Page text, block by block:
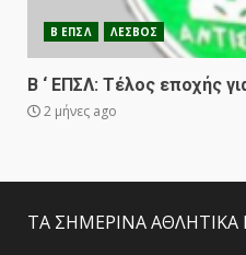
Β ΕΠΣΛ ΛΕΣΒΟΣ
Β ‘ ΕΠΣΛ: Τέλος εποχής
2 μήνες ago
ΤΑ ΣΗΜΕΡΙΝΑ ΑΘΛΗΤΙΚΑ